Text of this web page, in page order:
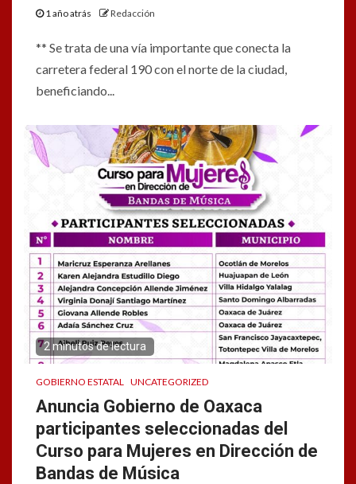
1 año atrás Redacción
** Se trata de una vía importante que conecta la
carretera federal 190 con el norte de la ciudad,
beneficiando...
2 minutos de lectura
GOBIERNO ESTATAL UNCATEGORIZED
Anuncia Gobierno de Oaxaca
participantes seleccionadas del
Curso para Mujeres en Dirección de
Bandas de Música